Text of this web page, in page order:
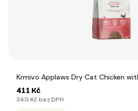
Krmivo Applaws Dry Cat Chicken
411 Kč
340 Kč bez DPH